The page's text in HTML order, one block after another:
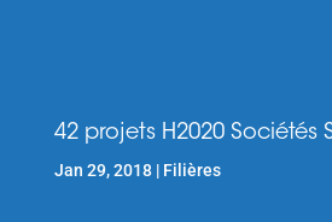
42 projets H2020 Sociétés
Jan 29, 2018 Filières